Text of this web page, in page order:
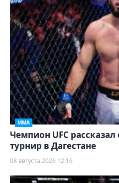
ММА
Чемпион UFC
турнир в Дагестане
08 августа 2026 12:16